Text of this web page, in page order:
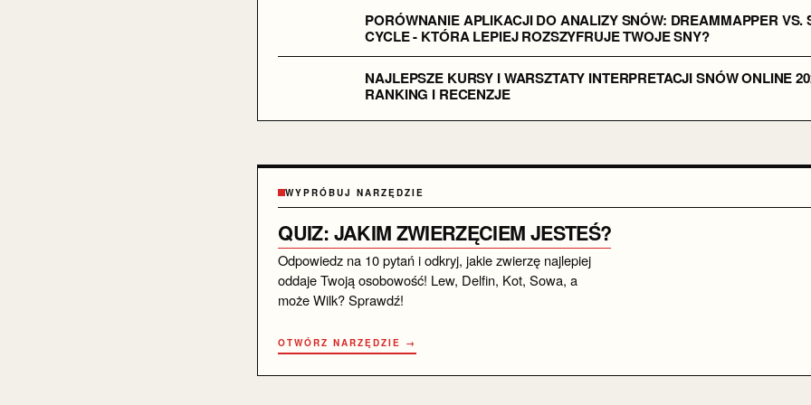
PORÓWNANIE APLIKACJI DO ANALIZY SNÓW: DREAMMAPPER VS.
CYCLE - KTÓRA LEPIEJ ROZSZYFRUJE TWOJE SNY?
NAJLEPSZE KURSY I WARSZTATY INTERPRETACJI SNÓW ONLINE
RANKING I RECENZJE
WYPRÓBUJ NARZĘDZIE
QUIZ: JAKIM ZWIERZĘCIEM JESTEŚ?
Odpowiedz na 10 pytań i odkryj, jakie zwierzę najlepiej
oddaje Twoją osobowość! Lew, Delfin, Kot, Sowa, a
może Wilk? Sprawdź!
OTWÓRZ NARZĘDZIE →